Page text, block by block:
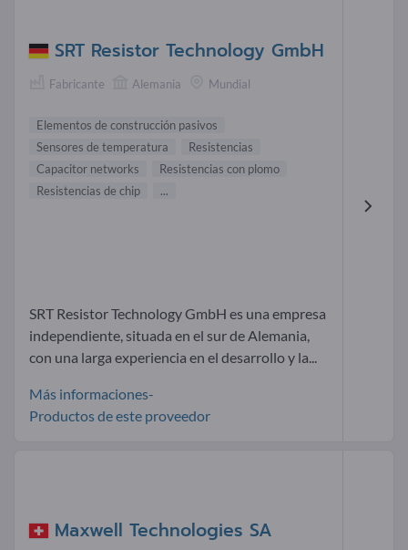
SRT Resistor Technology GmbH
Fabricante Alemania Mundial
Elementos de construcción pasivos
Sensores de temperatura
Resistencias
Capacitor networks
Resistencias con plomo
Resistencias de chip
...
SRT Resistor Technology GmbH es una empresa
independiente, situada en el sur de Alemania,
con una larga experiencia en el desarrollo y la...
Más informaciones-
Productos de este proveedor
Maxwell Technologies SA